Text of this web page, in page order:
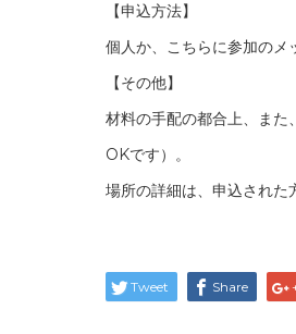
【申込方法】
個人か、こちらに参加のメ
【その他】
材料の手配の都合上、また
OKです）。
場所の詳細は、申込された
Tweet Share